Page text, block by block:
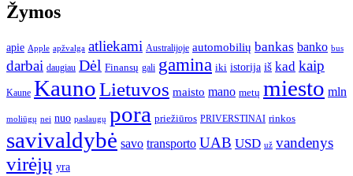
Žymos
apie Apple apžvalga atliekami Australijoje automobilių bankas banko bus
darbai daugiau Dėl Finansų gali gamina iki istorija iš kad kaip
Kaune KaunoLietuvos maisto mano metų miesto mln
moliūgų nei nuo paslaugų pora priežiūros PRIVERSTINAI rinkos
savivaldybė savo transporto UAB USD už vandenys
virėjų yra